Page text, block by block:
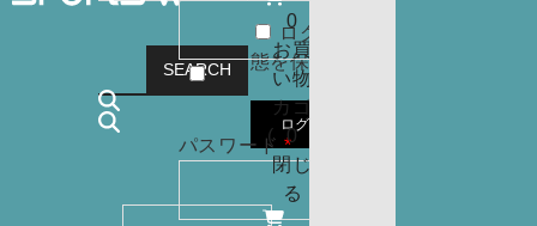
SEARCH
ログイン状
態を保存
ログイン
パスワードを
須
パスワード*必
須
0
お買
い物
カゴ
( 0
閉じ
る